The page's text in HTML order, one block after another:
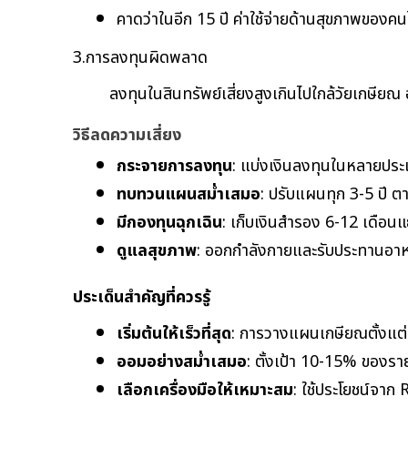
คาดว่าในอีก 15 ปี ค่าใช้จ่ายด้านสุขภาพของค
3.การลงทุนผิดพลาด
ลงทุนในสินทรัพย์เสี่ยงสูงเกินไปใกล้วัยเกษีย
วิธีลดความเสี่ยง
กระจายการลงทุน: แบ่งเงินลงทุนในหลายปร
ทบทวนแผนสม่ำเสมอ: ปรับแผนทุก 3-5 ปี ต
มีกองทุนฉุกเฉิน: เก็บเงินสำรอง 6-12 เดือ
ดูแลสุขภาพ: ออกกำลังกายและรับประทานอ
ประเด็นสำคัญที่ควรรู้
เริ่มต้นให้เร็วที่สุด: การวางแผนเกษียณตั้งแ
ออมอย่างสม่ำเสมอ: ตั้งเป้า 10-15% ของร
เลือกเครื่องมือให้เหมาะสม: ใช้ประโยชน์จา